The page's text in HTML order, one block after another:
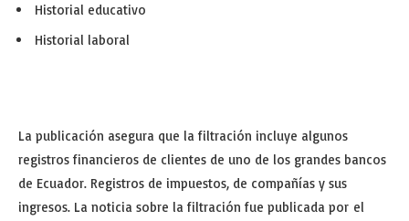
Historial educativo
Historial laboral
La publicación asegura que la filtración incluye algunos
registros financieros de clientes de uno de los grandes bancos
de Ecuador. Registros de impuestos, de compañías y sus
ingresos. La noticia sobre la filtración fue publicada por el